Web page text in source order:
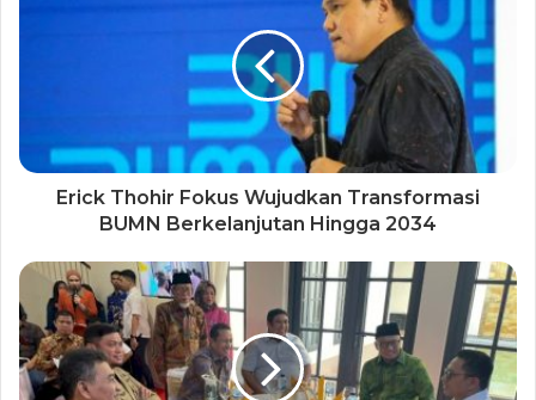
Erick Thohir Fokus Wujudkan Transformasi
BUMN Berkelanjutan Hingga 2034